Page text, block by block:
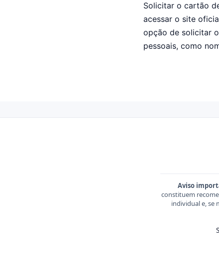
Solicitar o cartão
acessar o site
opção de solicitar
pessoais, como
Aviso
constituem
individual e, se